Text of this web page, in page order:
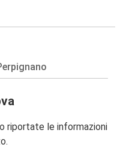
riportate le informazioni